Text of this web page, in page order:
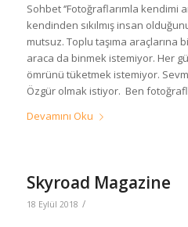
Sohbet ‘’Fotoğraflarımla kendimi
kendinden sıkılmış insan
mutsuz. Toplu taşıma araçlarına
araca da binmek istemiyor. Her
ömrünü tüketmek istemiyor.
Özgür olmak istiyor. Ben
Devamını Oku
Skyroad Magazine
18 Eylül 2018 /